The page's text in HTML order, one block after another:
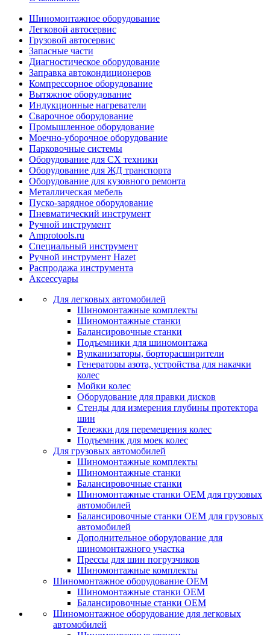
Шиномонтажное оборудование
Легковой автосервис
Грузовой автосервис
Запасные части
Диагностическое оборудование
Заправка автокондиционеров
Компрессорное оборудование
Вытяжное оборудование
Индукционные нагреватели
Сварочное оборудование
Промышленное оборудование
Моечно-уборочное оборудование
Парковочные системы
Оборудование для СХ техники
Оборудование для ЖД транспорта
Оборудование для кузовного ремонта
Металлическая мебель
Пуско-зарядное оборудование
Пневматический инструмент
Ручной инструмент
Amprotools.ru
Специальный инструмент
Ручной инструмент Hazet
Распродажа инструмента
Аксессуары
Для легковых автомобилей
Шиномонтажные комплекты
Шиномонтажные станки
Балансировочные станки
Подъемники для шиномонтажа
Вулканизаторы, борторасширители
Генераторы азота, устройства для накачки
колес
Мойки колес
Оборудование для правки дисков
Стенды для измерения глубины протектора
шин
Тележки для перемещения колес
Подъемник для моек колеc
Для грузовых автомобилей
Шиномонтажные комплекты
Шиномонтажные станки
Балансировочные станки
Шиномонтажные станки ОЕМ для грузовых
автомобилей
Балансировочные станки ОЕМ для грузовых
автомобилей
Дополнительное оборудование для
шиномонтажного участка
Прессы для шин погрузчиков
Шиномонтажные комплекты
Шиномонтажное оборудование ОЕМ
Шиномонтажные станки ОЕМ
Балансировочные станки ОЕМ
Шиномонтажное оборудование для легковых
автомобилей